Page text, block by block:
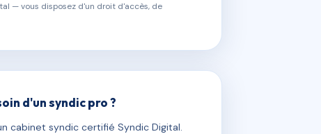
— vous disposez d'un droit d'accès, de
d'un syndic pro ?
cabinet syndic certifié Syndic Digital.